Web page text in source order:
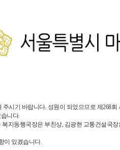
시기 바랍니다. 성원이 되었으므로 제268
니다.
지동행국장은 부친상, 김광현 교통건설국
이 있겠습니다.